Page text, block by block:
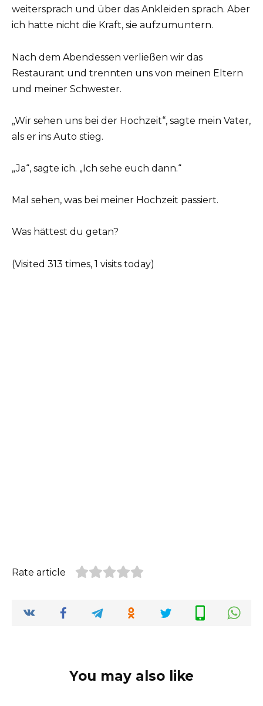
weitersprach und über das Ankleiden sprach. Aber
ich hatte nicht die Kraft, sie aufzumuntern.
Nach dem Abendessen verließen wir das
Restaurant und trennten uns von meinen Eltern
und meiner Schwester.
„Wir sehen uns bei der Hochzeit“, sagte mein Vater,
als er ins Auto stieg.
„Ja“, sagte ich. „Ich sehe euch dann.“
Mal sehen, was bei meiner Hochzeit passiert.
Was hättest du getan?
(Visited 313 times, 1 visits today)
Rate article
You may also like